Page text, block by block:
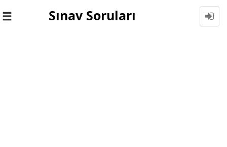
Toggle
Sınav Soruları